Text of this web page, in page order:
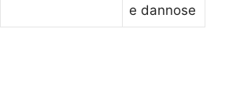
e dannose